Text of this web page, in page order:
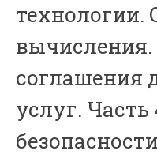
технологии.
соглашения
услуг.